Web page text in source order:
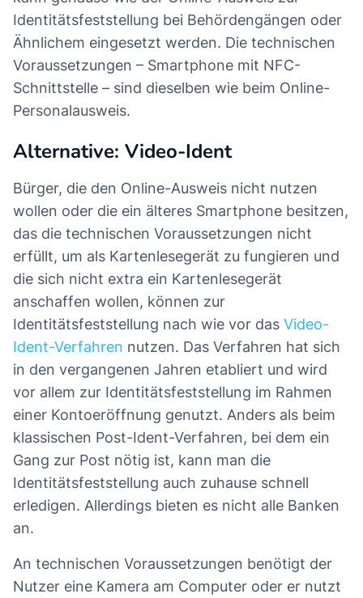
Identitätsfeststellung bei Behördengängen oder
Ähnlichem eingesetzt werden. Die technischen
Voraussetzungen – Smartphone mit NFC-
Schnittstelle – sind dieselben wie beim Online-
Personalausweis.
Alternative: Video-Ident
Bürger, die den Online-Ausweis nicht nutzen
wollen oder die ein älteres Smartphone besitzen,
das die technischen Voraussetzungen nicht
erfüllt, um als Kartenlesegerät zu fungieren und
die sich nicht extra ein Kartenlesegerät
anschaffen wollen, können zur
Identitätsfeststellung nach wie vor das Video-
Ident-Verfahren nutzen. Das Verfahren hat sich
in den vergangenen Jahren etabliert und wird
vor allem zur Identitätsfeststellung im Rahmen
einer Kontoeröffnung genutzt. Anders als beim
klassischen Post-Ident-Verfahren, bei dem ein
Gang zur Post nötig ist, kann man die
Identitätsfeststellung auch zuhause schnell
erledigen. Allerdings bieten es nicht alle Banken
an.
An technischen Voraussetzungen benötigt der
Nutzer eine Kamera am Computer oder er nutzt